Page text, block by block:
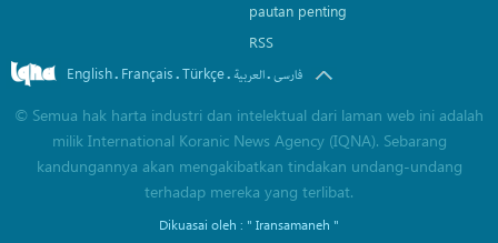
pautan penting
RSS
English. Français.Türkçe. العربیة.فارسی
© Semua hak harta industri dan intelektual dari laman web ini adalah
milik International Koranic News Agency (IQNA). Sebarang
kandungannya akan mengakibatkan tindakan undang-undang
terhadap mereka yang terlibat.
Dikuasai oleh : " Iransamaneh "